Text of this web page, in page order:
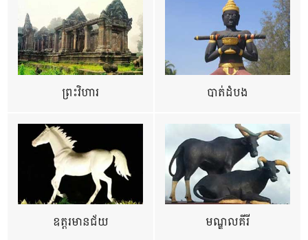
ព្រះវិហារ បាត់ដំបង
ឧត្ដរមានជ័យ មណ្ឌលគីរី